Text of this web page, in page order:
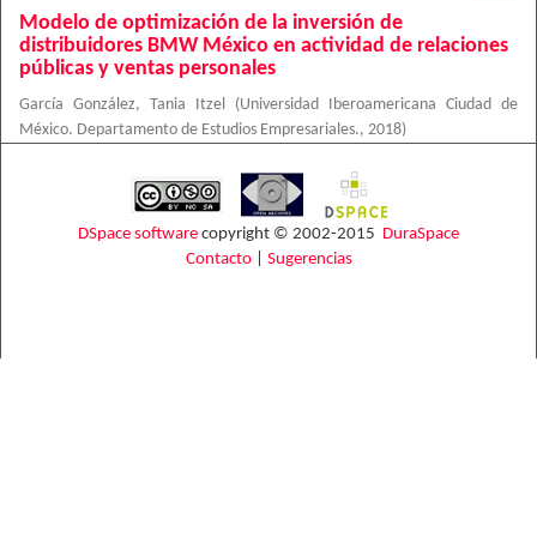
Modelo de optimización de la inversión de
distribuidores BMW México en actividad de relaciones
públicas y ventas personales
García González, Tania Itzel (Universidad Iberoamericana Ciudad de
México. Departamento de Estudios Empresariales., 2018)
DSpace software copyright © 2002-2015 DuraSpace
Contacto| Sugerencias